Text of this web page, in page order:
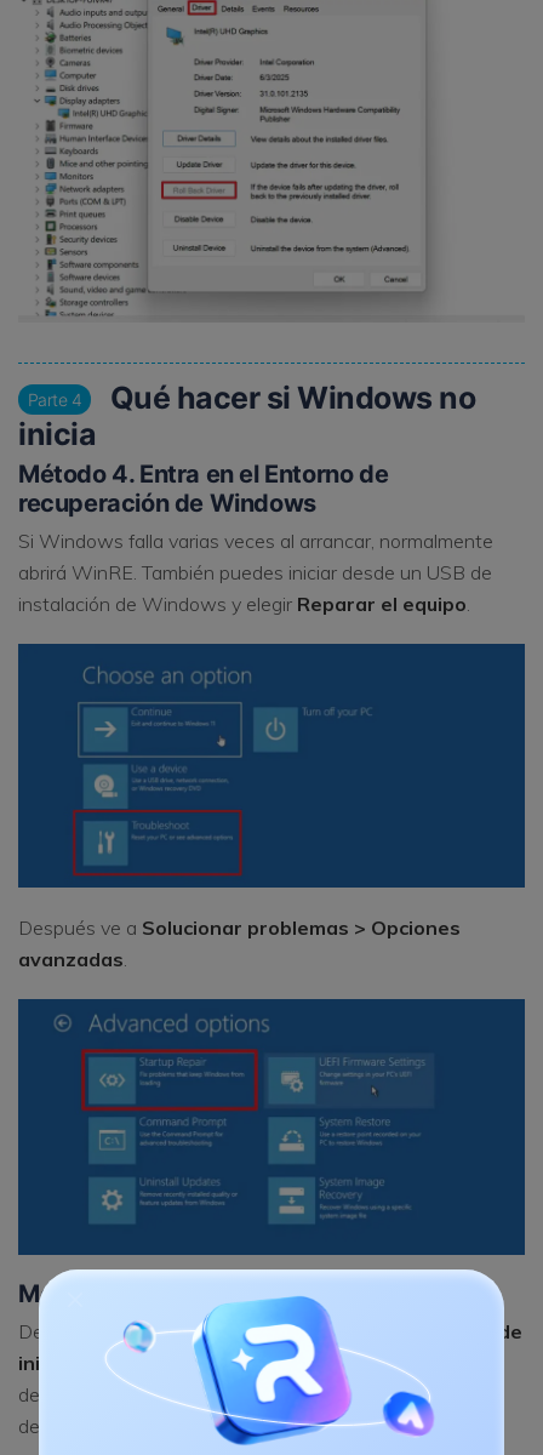
Parte 4
Qué hacer si Windows no
inicia
Método 4. Entra en el Entorno de
recuperación de Windows
Si Windows falla varias veces al arrancar, normalmente
abrirá WinRE. También puedes iniciar desde un USB de
instalación de Windows y elegir Reparar el equipo.
Después ve a Solucionar problemas > Opciones
avanzadas.
Método 5. Ejecuta Reparación de inicio
Desde Opciones avanzadas, selecciona
Reparación de
inicio
. Windows comprobará automáticamente archivos
del sistema, BCD, MBR, controladores incompatibles y
determinados errores del Registro.